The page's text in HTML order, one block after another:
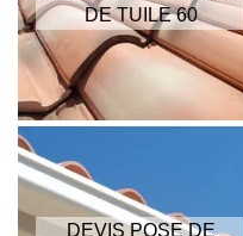
DE TUILE 60
DEVIS POSE DE